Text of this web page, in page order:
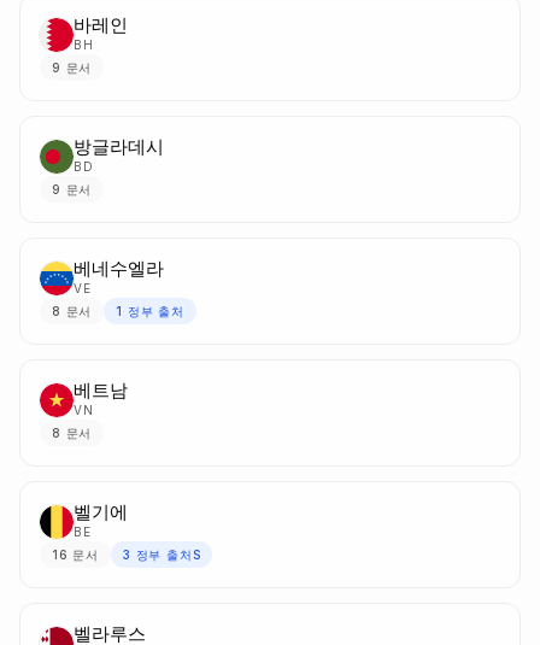
바레인
BH
9 문서
방글라데시
BD
9 문서
베네수엘라
VE
8 문서 1 정부 출처
베트남
VN
8 문서
벨기에
BE
16 문서 3 정부 출처S
벨라루스